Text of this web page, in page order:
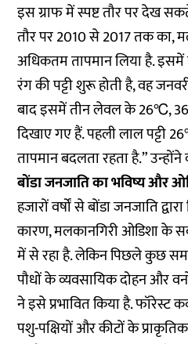
इस ग्राफ में स्पष्ट तौर पर देख
तौर पर 2010 से 2017 तक का,
अधिकतम तापमान लिया है.
रंग की पट्टी शुरू होती है, वह
बाद इसमें तीन लेवल के 26℃,
दिखाए गए हैं. पहली लाल पट्टी
तापमान बदलता रहता है.” उन्होंने
बोंडा जनजाति का भविष्य और
हजारों वर्षों से बोंडा जनजाति
कारण, मलकानगिरी ओडिशा के
में से रहा है. लेकिन पिछले कुछ
पौधों के व्यवसायिक दोहन और
ने इसे प्रभावित किया है. फॉरेस्ट
पशु-पक्षियों और कीटों के